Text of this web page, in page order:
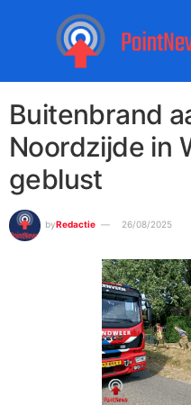
Buitenbrand
Noordzijde in
geblust
byRedactie 26/08/2025